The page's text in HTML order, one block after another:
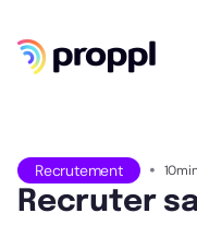
Recrutement • 10
Recruter